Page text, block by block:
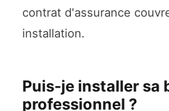
contrat d'assurance
installation.
Puis-je installer sa
professionnel ?